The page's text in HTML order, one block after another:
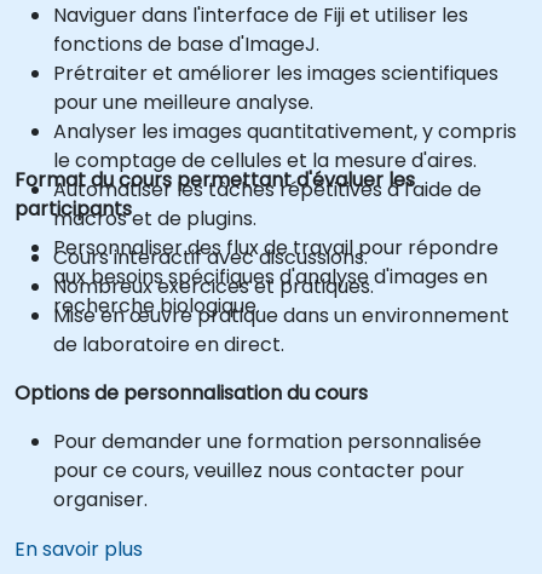
Naviguer dans l'interface de Fiji et utiliser les
fonctions de base d'ImageJ.
Prétraiter et améliorer les images scientifiques
pour une meilleure analyse.
Analyser les images quantitativement, y compris
le comptage de cellules et la mesure d'aires.
Automatiser les tâches répétitives à l'aide de
macros et de plugins.
Personnaliser des flux de travail pour répondre
aux besoins spécifiques d'analyse d'images en
recherche biologique.
Format du cours permettant d'évaluer les
participants
Cours interactif avec discussions.
Nombreux exercices et pratiques.
Mise en œuvre pratique dans un environnement
de laboratoire en direct.
Options de personnalisation du cours
Pour demander une formation personnalisée
pour ce cours, veuillez nous contacter pour
organiser.
En savoir plus